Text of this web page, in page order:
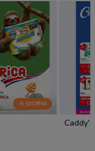
-5 GIORNI
Caddy's